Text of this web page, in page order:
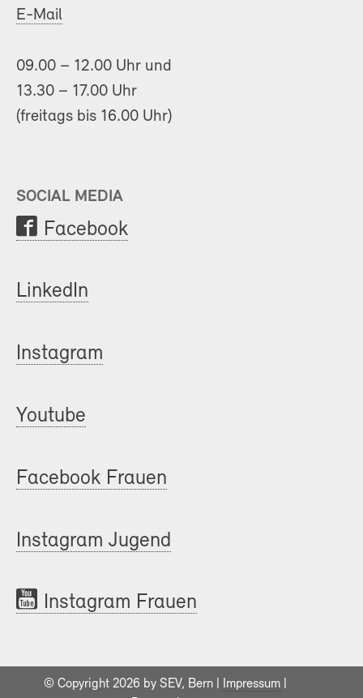
E-Mail
09.00 – 12.00 Uhr und
13.30 – 17.00 Uhr
(freitags bis 16.00 Uhr)
SOCIAL MEDIA
Facebook
LinkedIn
Instagram
Youtube
Facebook Frauen
Instagram Jugend
Instagram Frauen
© Copyright 2026 by SEV, Bern | Impressum